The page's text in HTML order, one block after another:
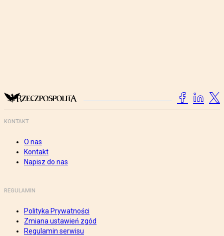
KONTAKT
O nas
Kontakt
Napisz do nas
REGULAMIN
Polityka Prywatności
Zmiana ustawień zgód
Regulamin serwisu